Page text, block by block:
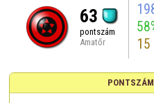
63
pontszám
Amatőr
15